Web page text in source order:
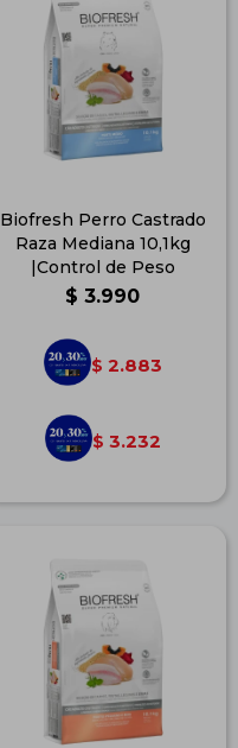
Biofresh Perro Castrado
Raza Mediana 10,1kg
|Control de Peso
$ 3.990
$ 2.883
$ 3.232